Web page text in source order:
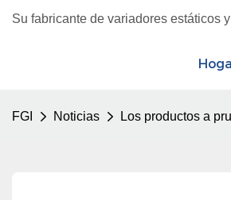
Su fabricante de variadores estáticos
FGI Noticias Los productos a